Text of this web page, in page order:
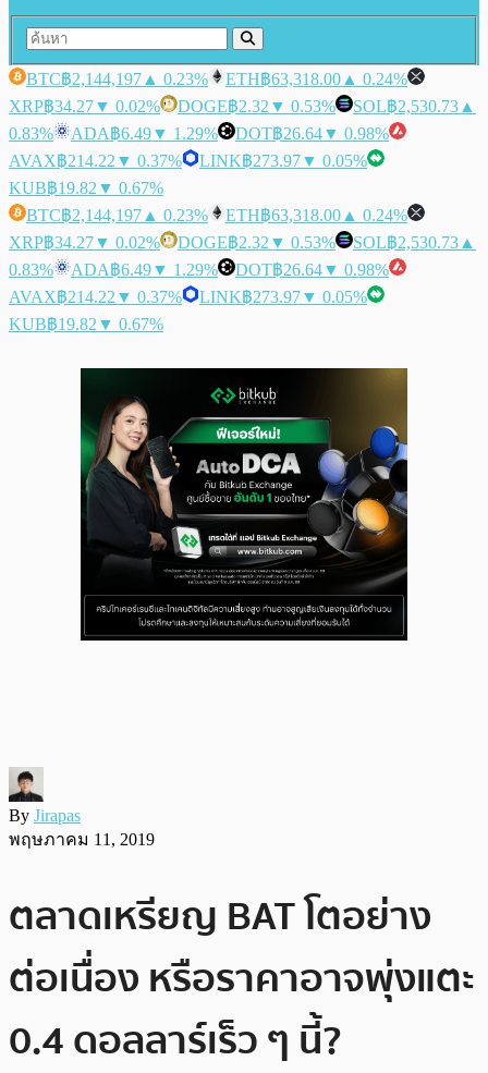
BTC฿2,144,197 ▲ 0.23% ETH฿63,318.00 ▲ 0.24%
XRP฿34.27▼ 0.02% DOGE฿2.32 ▼ 0.53% SOL฿2,530.73 ▲
0.83%
ADA฿6.49▼ 1.29% DOT฿26.64▼ 0.98%
AVAX฿214.22 ▼ 0.37% LINK฿273.97▼ 0.05%
KUB฿19.82 ▼ 0.67%
BTC฿2,144,197 ▲ 0.23% ETH฿63,318.00 ▲ 0.24%
XRP฿34.27▼ 0.02% DOGE฿2.32 ▼ 0.53% SOL฿2,530.73 ▲
0.83%
ADA฿6.49▼ 1.29% DOT฿26.64▼ 0.98%
AVAX฿214.22 ▼ 0.37% LINK฿273.97▼ 0.05%
KUB฿19.82 ▼ 0.67%
By Jirapas
พฤษภาคม 11, 2019
ตลาดเหรียญ BAT โตอย่าง
ต่อเนื่อง หรือราคาอาจพุ่งแตะ
0.4 ดอลลาร์เร็ว ๆ นี้?